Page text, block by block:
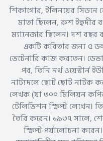
শিকাগোর, ইলিনয়ের সিডনে
মাতা ছিলেন, রুশ ইহুদীর
ম্যানেজার ছিলেন। দশ
একটি কবিতার জন্য ৫
ভেটেনারি কাজ করতেন।
পর, তিনি নর্থ ওয়েস্টার্ন
নাট্যদলে ছোট ছোট নাটক
লেখক (যা ৩০০ মিলিয়ন
টেলিভিশন স্ক্রিপ্ট লেখেন।
তৈরি করেন। ১৯৩৭ সালে,
স্ক্রিপ্ট পর্যালোচনা